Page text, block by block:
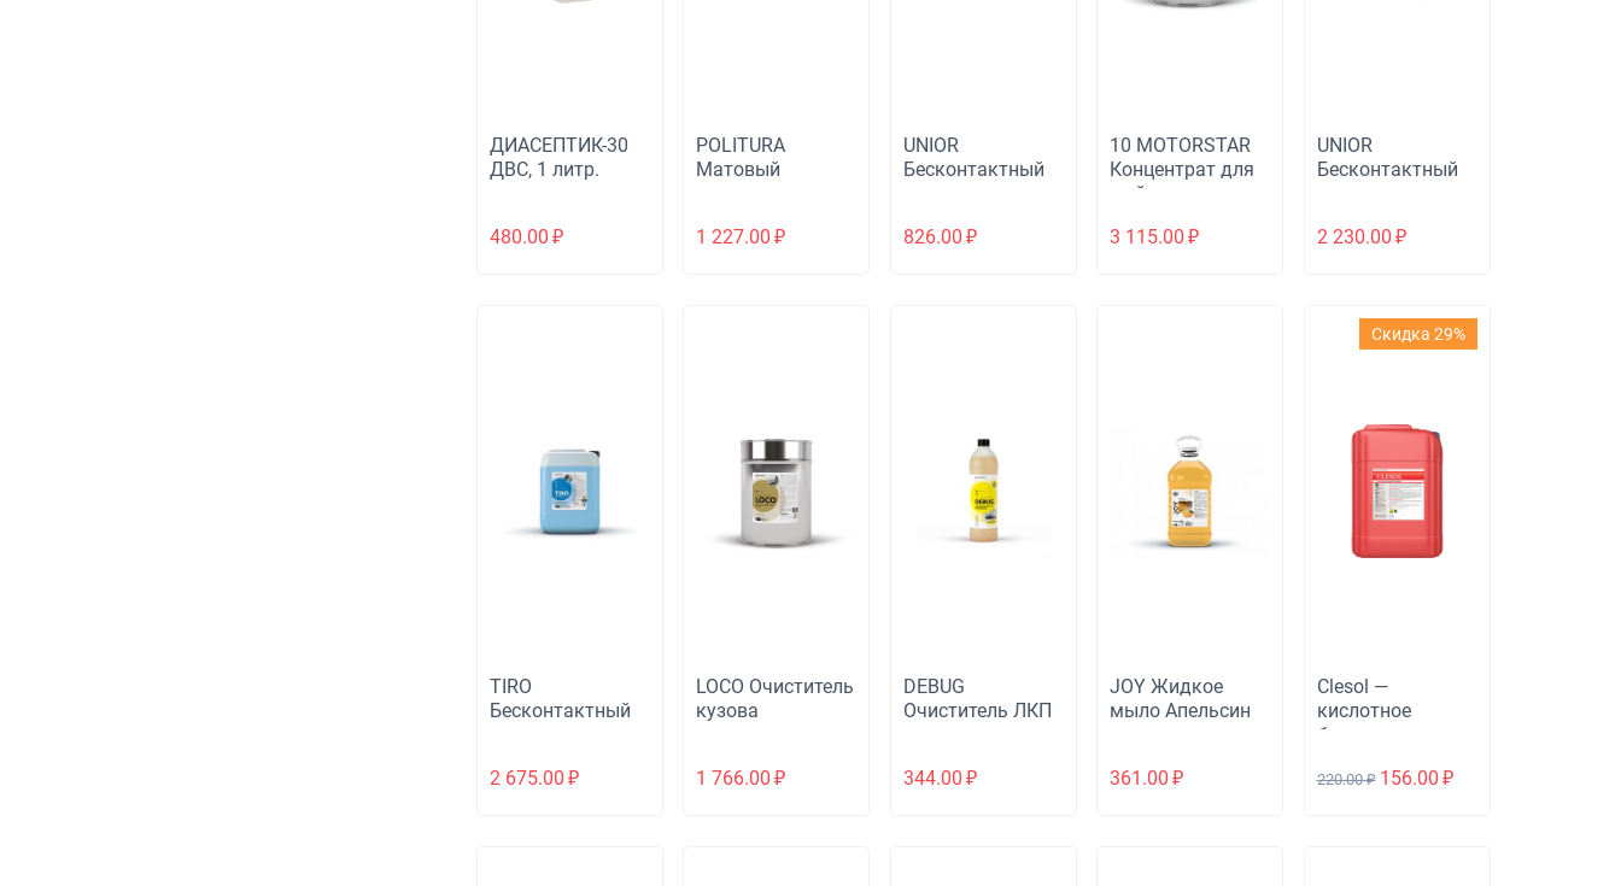
ДИАСЕПТИК-30
ДВС, 1 литр.
480.00 ₽
POLITURA
Матовый
1 227.00 ₽
UNIOR
Бесконтактный
826.00 ₽
10 MOTORSTAR
Концентрат для
мойки двигателя
3 115.00 ₽
UNIOR
Бесконтактный
2 230.00 ₽
TIRO
Бесконтактный
2 675.00 ₽
LOCO Очиститель
кузова
1 766.00 ₽
DEBUG
Очиститель ЛКП
344.00 ₽
JOY Жидкое
мыло Апельсин
361.00 ₽
Скидка 29%
Clesol —
кислотное
беспенное
средство для
220.00 ₽ 156.00 ₽